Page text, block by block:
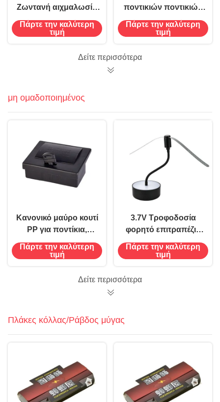
Ζωντανή αιχμαλωσία
Ανθρώπινη ποντίκια
ποντίκια παγίδα
σκοτώνει χρόνο
Πάρτε την καλύτερη
τιμή
ποντικιών ποντικιών
29.2*15*9.5cm
Εξοπλισμός ελέγχου
οργανισμών για την
Πάρτε την καλύτερη
τιμή
Δείτε περισσότερα
μη ομαδοποιημένος
Κανονικό μαύρο κουτί
PP για ποντίκια,
ασφαλής και
αποτελεσματική λύση
τρωκτικών σε 20
Πάρτε την καλύτερη
τιμή
3.7V Τροφοδοσία
φορητό επιτραπέζιο
αντιμύγες ανεμιστήρα
κρατήσει μακριά
μαχαίρια BBQ πάρτι
Πάρτε την καλύτερη
τιμή
Δείτε περισσότερα
Πλάκες κόλλας/Ράβδος μύγας